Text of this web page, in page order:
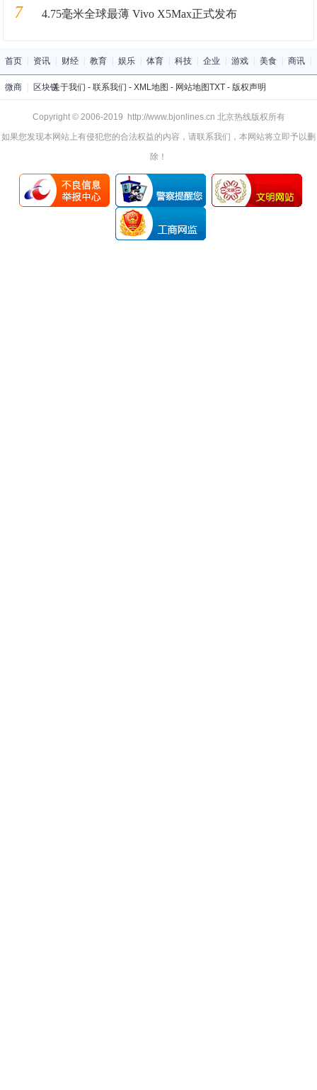
7 4.75毫米全球最薄 Vivo X5Max正式发布
首页 资讯 财经 教育 娱乐 体育 科技 企业 游戏 美食 商讯
微商 区块链关于我们 - 联系我们 - XML地图 - 网站地图TXT- 版权声明
Copyright © 2006-2019 http://www.bjonlines.cn 北京热线版权所有
如果您发现本网站上有侵犯您的合法权益的内容，请联系我们，本网站将立即予以删
除！